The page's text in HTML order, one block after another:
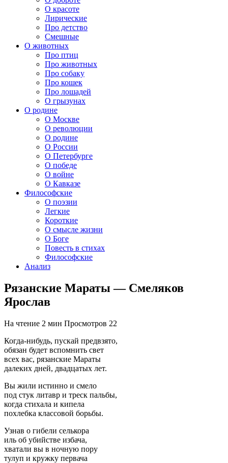
О красоте
Лирические
Про детство
Смешные
О животных
Про птиц
Про животных
Про собаку
Про кошек
Про лошадей
О грызунах
О родине
О Москве
О революции
О родине
О России
О Петербурге
О победе
О войне
О Кавказе
Философские
О поэзии
Легкие
Короткие
О смысле жизни
О Боге
Повесть в стихах
Философские
Анализ
Рязанские Мараты — Смеляков
Ярослав
На чтение 2 мин Просмотров 22
Когда-нибудь, пускай предвзято,
обязан будет вспомнить свет
всех вас, рязанские Мараты
далеких дней, двадцатых лет.
Вы жили истинно и смело
под стук литавр и треск пальбы,
когда стихала и кипела
похлебка классовой борьбы.
Узнав о гибели селькора
иль об убийстве избача,
хватали вы в ночную пору
тулуп и кружку первача